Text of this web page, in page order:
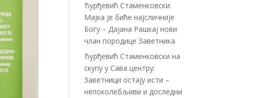
Ђурђевић Стаменковски:
Мајка је биће најсличније
Богу – Дајана Рашкај нови
члан породице Заветника
Ђурђевић Стаменковски на
скупу у Сава центру:
Заветници остају исти –
непоколебљиви и доследни